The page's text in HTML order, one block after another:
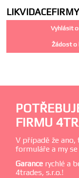
LIKVIDACE
Vyhlásit
Žádost o
FIRMU
V případě že
formuláře a my
Garance rychlé a
4trades, s.r.o.!